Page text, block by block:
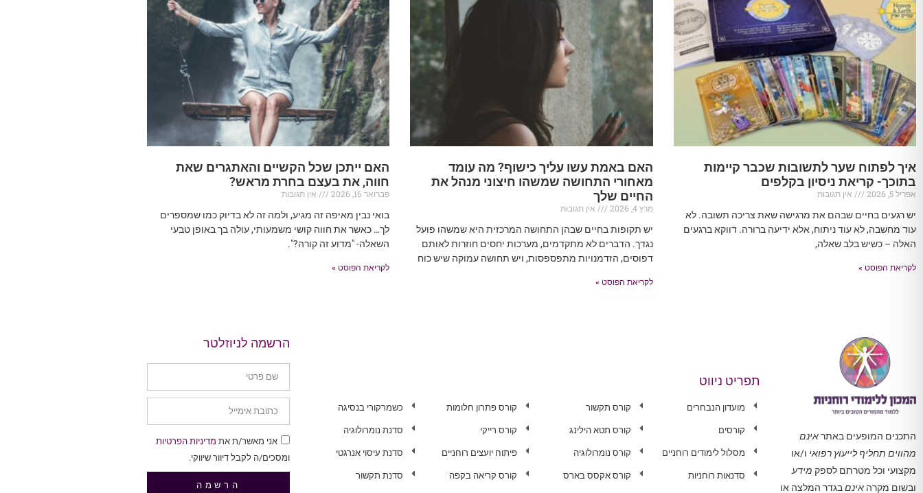
איך לפתוח שער לתשובות שכבר קיימות
בתוכך- קריאת ניסיון בקלפים
אפריל 5, 2026
אין תגובות
יש רגעים בחיים שבהם את מרגישה שאת צריכה תשובה. לא
עוד מחשבה, לא עוד ניתוח, אלא ידיעה ברורה. דווקא ברגעים
האלה – כשיש בלב שאלה,
לקריאת הפוסט »
האם באמת עשו עליך כישוף? מה עומד
מאחורי התחושה שמשהו חיצוני מנהל את
החיים שלך
מרץ 4, 2026
אין תגובות
יש תקופות בחיים שבהן התחושה המרכזית היא שמשהו פועל
נגדך. הדברים לא מתקדמים, מערכות יחסים חוזרות לאותם
דפוסים, הזדמנויות מתפספסות, ויש תחושה עמוקה שיש כוח
לקריאת הפוסט »
האם ייתכן שכל הקשיים והאתגרים שאת
חווה, את בעצם בחרת מראש?
פברואר 16, 2026
אין תגובות
בואי נבין מאיפה זה מגיע, ולמה זה לא בדיוק כמו שמספרים
לך… כאשר את חווה קושי משמעותי, עולה בך באופן טבעי
השאלה- "מדוע זה קורה?".
לקריאת הפוסט »
התכנים המופעים באתראינם
מהווים תחליף לייעוץ רפואי ו/או
מקצועי וכל מטרתם לספק מידע
ובשום מקרה אינםבגדר המלצה או
תפריט ניווט
מועדון הנבחרים
קורסים
מסלול לימודים רוחניים
סדנאות רוחניות
קורס תקשור
קורס תטא הילינג
קורס נומרולוגיה
קורס אקסס בארס
קורס פתרון חלומות
קורס רייקי
פיתוח יועצים רוחניים
קורס קריאה בקפה
כשמרקורי בנסיגה
סדנת נומרולוגיה
סדנת עיסוי אנרגטי
סדנת תקשור
הרשמה לניוזלטר
אני מאשר/ת את מדיניות הפרטיות
ומסכים/ה לקבל דיוור שיווקי.
הרשמה